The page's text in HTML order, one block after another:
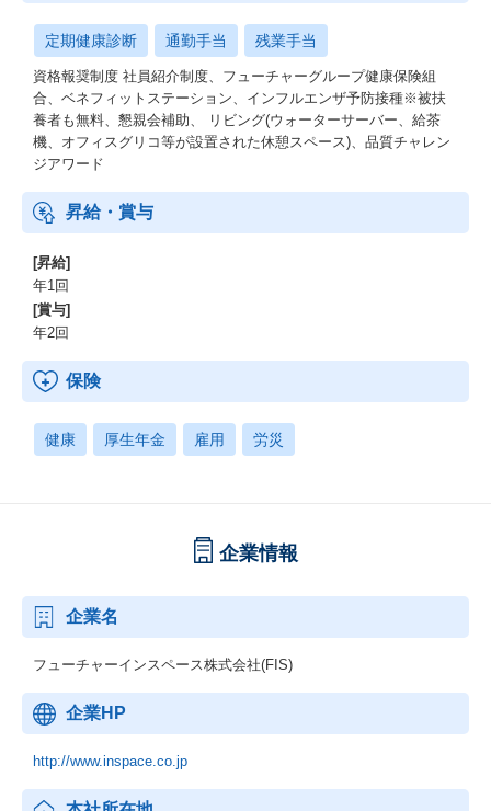
定期健康診断 通勤手当 残業手当
資格報奨制度 社員紹介制度、フューチャーグループ健康保険組
合、ベネフィットステーション、インフルエンザ予防接種※被扶
養者も無料、懇親会補助、 リビング(ウォーターサーバー、給茶
機、オフィスグリコ等が設置された休憩スペース)、品質チャレン
ジアワード
昇給・賞与
[昇給]
年1回
[賞与]
年2回
保険
健康 厚生年金 雇用 労災
企業情報
企業名
フューチャーインスペース株式会社(FIS)
企業HP
http://www.inspace.co.jp